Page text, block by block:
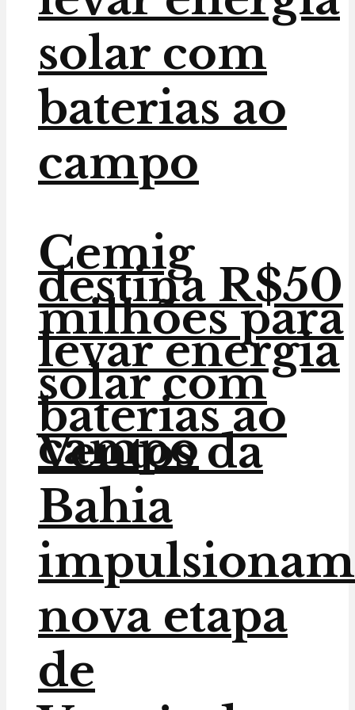
Cemig
destina R$50
milhões para
levar energia
solar com
baterias ao
campo
solar com
baterias ao
campo
Ventos da
Bahia
impulsionam
nova etapa
de